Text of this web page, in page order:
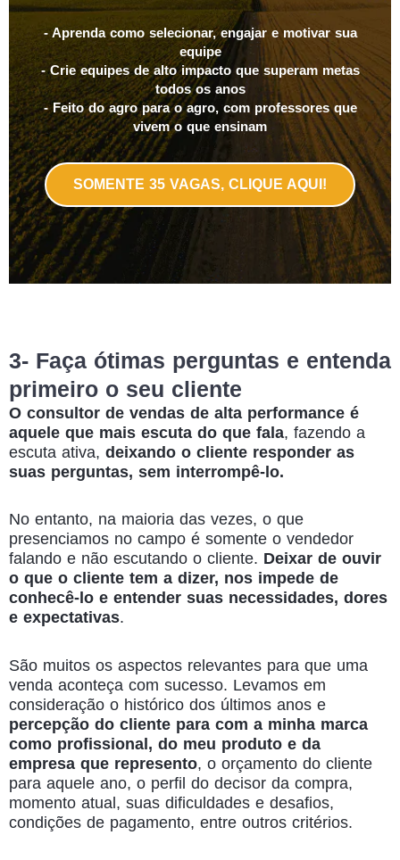
- Aprenda como selecionar, engajar e motivar sua
equipe
- Crie equipes de alto impacto que superam metas
todos os anos
- Feito do agro para o agro, com professores que
vivem o que ensinam
SOMENTE 35 VAGAS, CLIQUE AQUI!
3- Faça ótimas perguntas e entenda
primeiro o seu cliente
O consultor de vendas de alta performance é
aquele que mais escuta do que fala, fazendo a
escuta ativa, deixando o cliente responder as
suas perguntas, sem interrompê-lo.
No entanto, na maioria das vezes, o que
presenciamos no campo é somente o vendedor
falando e não escutando o cliente. Deixar de ouvir
o que o cliente tem a dizer, nos impede de
conhecê-lo e entender suas necessidades, dores
e expectativas.
São muitos os aspectos relevantes para que uma
venda aconteça com sucesso. Levamos em
consideração o histórico dos últimos anos e
percepção do cliente para com a minha marca
como profissional, do meu produto e da
empresa que represento, o orçamento do cliente
para aquele ano, o perfil do decisor da compra,
momento atual, suas dificuldades e desafios,
condições de pagamento, entre outros critérios.